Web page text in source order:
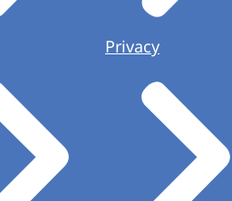
Privacy